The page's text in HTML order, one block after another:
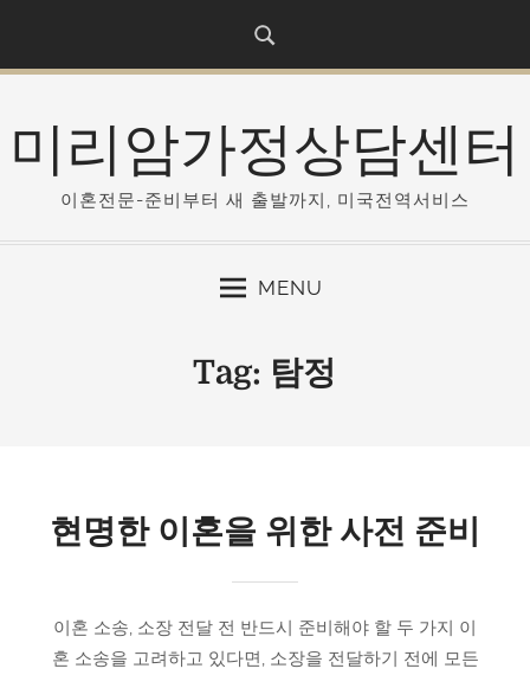
i
미리암가정상담센터
이혼전문-준비부터 새 출발까지, 미국전역서비스
MENU
Tag: 탐정
현명한 이혼을 위한 사전 준비
이혼 소송, 소장 전달 전 반드시 준비해야 할 두 가지 이
혼 소송을 고려하고 있다면, 소장을 전달하기 전에 모든